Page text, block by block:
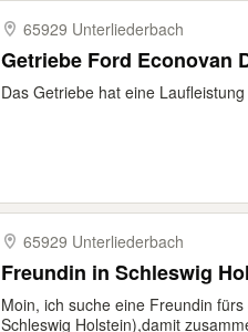
65929 Unterliederbach
Getriebe Ford Econovan
Das Getriebe hat eine
65929 Unterliederbach
Freundin in Schleswig
Moin, ich suche eine Freundin
Schleswig Holstein),damit